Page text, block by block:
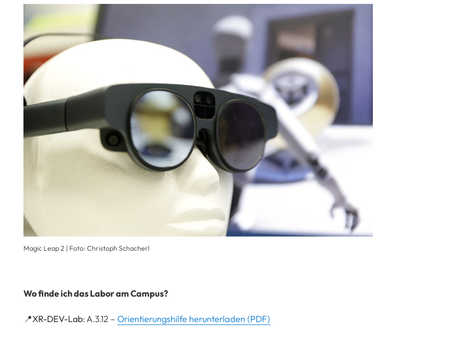
Magic Leap 2 | Foto: Christoph Schacherl
Wo finde ich das Labor am Campus?
📍XR-DEV-Lab: A.3.12 – Orientierungshilfe herunterladen (PDF)